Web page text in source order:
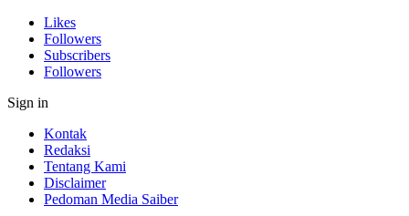
Likes
Followers
Subscribers
Followers
Sign in
Kontak
Redaksi
Tentang Kami
Disclaimer
Pedoman Media Saiber